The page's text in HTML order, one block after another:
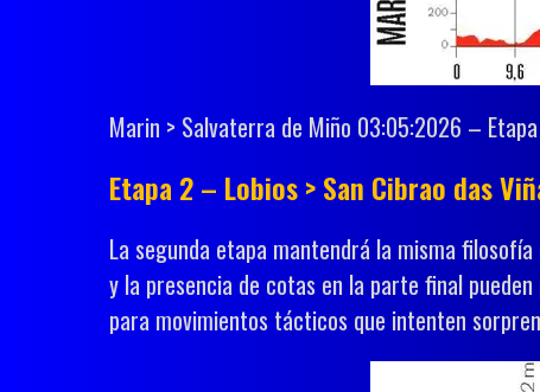
Marin > Salvaterra de Miño 03:05:2026 –
Etapa 2 – Lobios > San Cibrao das
La segunda etapa mantendrá la misma
y la presencia de cotas en la parte final
para movimientos tácticos que intenten